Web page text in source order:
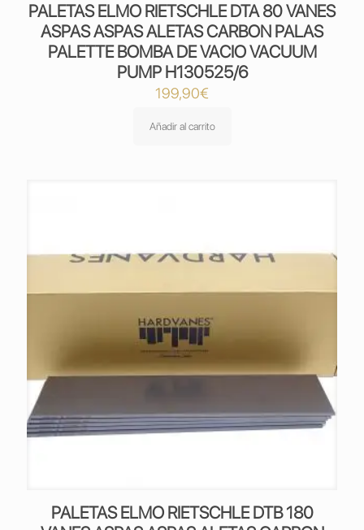
PALETAS ELMO RIETSCHLE DTA 80 VANES
ASPAS ASPAS ALETAS CARBON PALAS
PALETTE BOMBA DE VACIO VACUUM
PUMP H130525/6
199,90€
Añadir al carrito
PALETAS ELMO RIETSCHLE DTB 180